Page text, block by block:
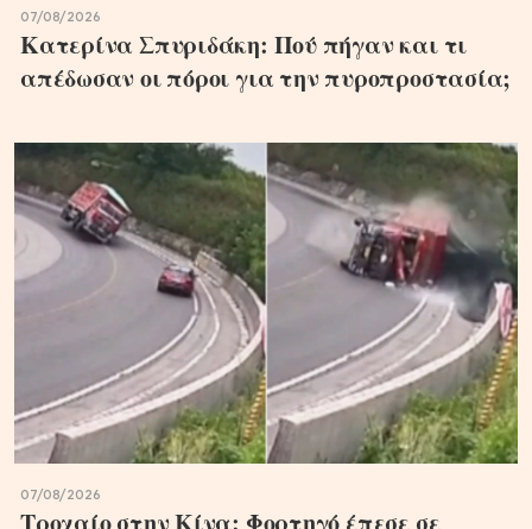
07/08/2026
Κατερίνα Σπυριδάκη: Πού πήγαν και τι
απέδωσαν οι πόροι για την πυροπροστασία;
07/08/2026